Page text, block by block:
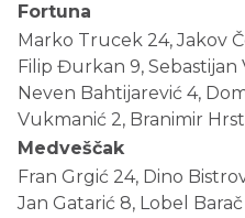
Fortuna
Marko Trucek 24, Jakov
Filip Đurkan 9, Sebastijan
Neven Bahtijarević 4,
Vukmanić 2, Branimir
Medveščak
Fran Grgić 24, Dino
Jan Gatarić 8, Lobel